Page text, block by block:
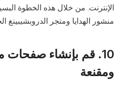
الإنترنت. من خلال هذه الخطوة
منشور الهدايا ومتجر الدروبشيبينغ
10. قم بإنشاء صفحات
ومقنعة